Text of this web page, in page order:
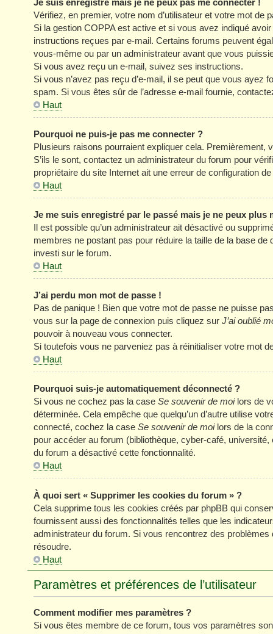
Je suis enregistré mais je ne peux pas me connecter !
Vérifiez, en premier, votre nom d’utilisateur et votre mot de
Si la gestion COPPA est active et si vous avez indiqué
instructions reçues par e-mail. Certains forums peuvent
vous-même ou par un administrateur avant que vous
Si vous avez reçu un e-mail, suivez ses instructions.
Si vous n’avez pas reçu d’e-mail, il se peut que vous ayez
spam. Si vous êtes sûr de l’adresse e-mail fournie,
Haut
Pourquoi ne puis-je pas me connecter ?
Plusieurs raisons pourraient expliquer cela. Premièrement,
S’ils le sont, contactez un administrateur du forum pour
propriétaire du site Internet ait une erreur de configuration
Haut
Je me suis enregistré par le passé mais je ne peux plus
Il est possible qu’un administrateur ait désactivé ou
membres ne postant pas pour réduire la taille de la base
investi sur le forum.
Haut
J’ai perdu mon mot de passe !
Pas de panique ! Bien que votre mot de passe ne puisse
vous sur la page de connexion puis cliquez sur J’ai oublié
pouvoir à nouveau vous connecter.
Si toutefois vous ne parveniez pas à réinitialiser votre mot
Haut
Pourquoi suis-je automatiquement déconnecté ?
Si vous ne cochez pas la case Se souvenir de moilors de
déterminée. Cela empêche que quelqu’un d’autre utilise
connecté, cochez la case Se souvenir de moilors de la
pour accéder au forum (bibliothèque, cyber-café,
du forum a désactivé cette fonctionnalité.
Haut
À quoi sert « Supprimer les cookies du forum » ?
Cela supprime tous les cookies créés par phpBB qui
fournissent aussi des fonctionnalités telles que les
administrateur du forum. Si vous rencontrez des
résoudre.
Haut
Paramètres et préférences de l’utilisateur
Comment modifier mes paramètres ?
Si vous êtes membre de ce forum, tous vos paramètres